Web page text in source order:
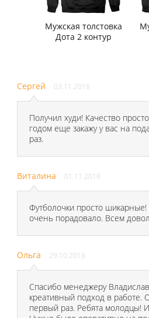
Мужская толстовка
Дота 2 контур
Сергей 03.11.2018
Получил худи! Качество
годом еще закажу у вас на
раз.
Виталина 01.11.2018
Футболочки просто шикарные!
очень порадовало. Всем
Ольга 29.10.2018
Спасибо менеджеру
креативный подход в
первый раз. Ребята молодцы!